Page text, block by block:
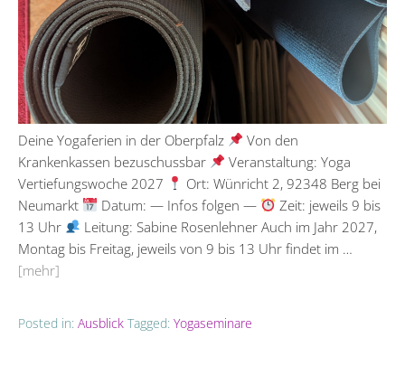
Deine Yogaferien in der Oberpfalz
Von den
Krankenkassen bezuschussbar
Veranstaltung: Yoga
Vertiefungswoche 2027
Ort: Wünricht 2, 92348 Berg bei
Neumarkt
Datum: — Infos folgen —
Zeit: jeweils 9 bis
13 Uhr
Leitung: Sabine Rosenlehner Auch im Jahr 2027,
Montag bis Freitag, jeweils von 9 bis 13 Uhr findet im …
[mehr]
Posted in: Ausblick Tagged: Yogaseminare